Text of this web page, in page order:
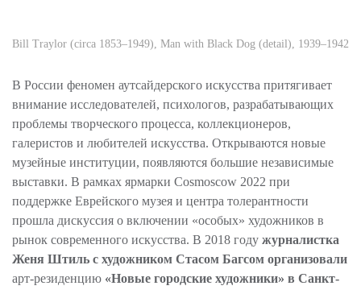
Bill Traylor (circa 1853–1949), Man with Black Dog (detail), 1939–1942
В России феномен аутсайдерского искусства притягивает
внимание исследователей, психологов, разрабатывающих
проблемы творческого процесса, коллекционеров,
галеристов и любителей искусства. Открываются новые
музейные институции, появляются большие независимые
выставки. В рамках ярмарки Cosmoscow 2022 при
поддержке Еврейского музея и центра толерантности
прошла дискуссия о включении «особых» художников в
рынок современного искусства. В 2018 году журналистка
Женя Штиль с художником Стасом Багсом организовали
арт-резиденцию «Новые городские художники» в Санкт-